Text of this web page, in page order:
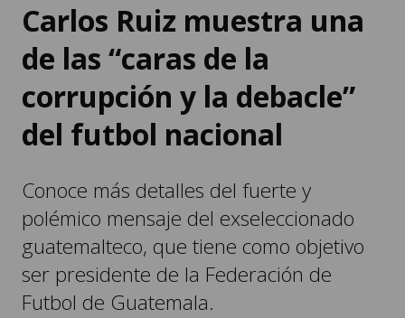
Carlos Ruiz muestra una
de las “caras de la
corrupción y la debacle”
del futbol nacional
Conoce más detalles del fuerte y
polémico mensaje del exseleccionado
guatemalteco, que tiene como objetivo
ser presidente de la Federación de
Futbol de Guatemala.